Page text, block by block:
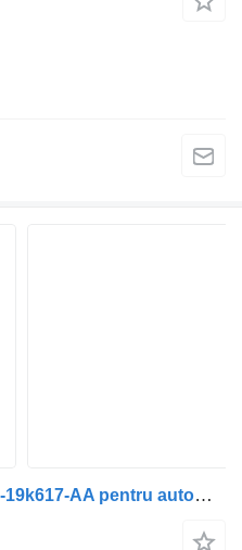
Deflector de aer Dalys Cx23-19k617-AA pentru automobil Jaguar XF 250